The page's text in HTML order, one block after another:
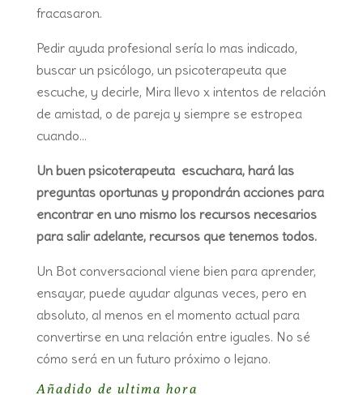
fracasaron.
Pedir ayuda profesional sería lo mas indicado,
buscar un psicólogo, un psicoterapeuta que
escuche, y decirle, Mira llevo x intentos de relación
de amistad, o de pareja y siempre se estropea
cuando…
Un buen psicoterapeuta escuchara, hará las
preguntas oportunas y propondrán acciones para
encontrar en uno mismo los recursos necesarios
para salir adelante, recursos que tenemos todos.
Un Bot conversacional viene bien para aprender,
ensayar, puede ayudar algunas veces, pero en
absoluto, al menos en el momento actual para
convertirse en una relación entre iguales. No sé
cómo será en un futuro próximo o lejano.
Añadido de ultima hora